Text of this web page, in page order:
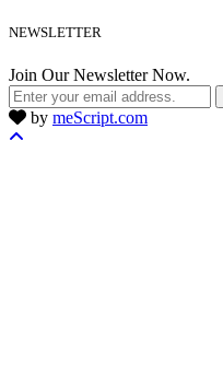
NEWSLETTER
Join Our Newsletter Now.
by meScript.com